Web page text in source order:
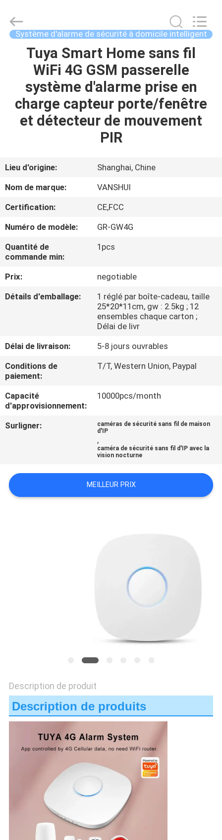
MAISON
PRODUITS
À
DE
NOUS
VISITE
DE
L'USINE
DE
LA
QUALITÉ
NOUS
CONTACTER
UN
DEVIS
PROTECTION
LA
VIE
PRIVÉE
VANSHUI
ENTERPRISE
COMPANY
LIMITED.
Système d'alarme de sécurité à domicile intelligent
Tuya Smart Home sans fil
WiFi 4G GSM passerelle
système d'alarme prise en
charge capteur porte/fenêtre
et détecteur de mouvement
PIR
Lieu d'origine:
Shanghai, Chine
Nom de marque:
VANSHUI
Certification:
CE,FCC
Numéro de modèle:
GR-GW4G
Quantité de
commande min:
1pcs
Prix:
negotiable
Détails d'emballage:
1 réglé par boîte-cadeau, taille
25*20*11cm, gw : 2.5kg ; 12
ensembles chaque carton ;
Délai de livr
Délai de livraison:
5-8 jours ouvrables
Conditions de
paiement:
T/T, Western Union, Paypal
Capacité
d'approvisionnement:
10000pcs/month
Surligner:
caméras de sécurité sans fil de maison
d'IP
,
caméra de sécurité sans fil d'IP avec la
vision nocturne
MEILLEUR PRIX
Description de produit
Description de produits